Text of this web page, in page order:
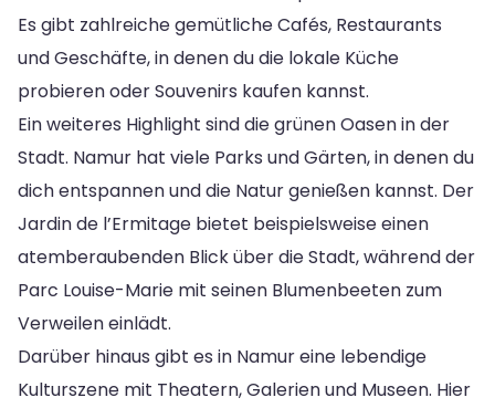
Es gibt zahlreiche gemütliche Cafés, Restaurants
und Geschäfte, in denen du die lokale Küche
probieren oder Souvenirs kaufen kannst.
Ein weiteres Highlight sind die grünen Oasen in der
Stadt. Namur hat viele Parks und Gärten, in denen du
dich entspannen und die Natur genießen kannst. Der
Jardin de l’Ermitage bietet beispielsweise einen
atemberaubenden Blick über die Stadt, während der
Parc Louise-Marie mit seinen Blumenbeeten zum
Verweilen einlädt.
Darüber hinaus gibt es in Namur eine lebendige
Kulturszene mit Theatern, Galerien und Museen. Hier